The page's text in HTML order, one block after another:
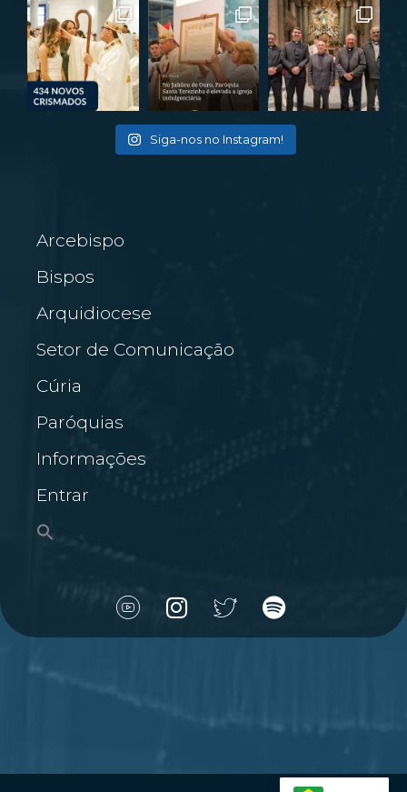
Siga-nos no Instagram!
Arcebispo
Bispos
Arquidiocese
Setor de Comunicação
Cúria
Paróquias
Informações
Entrar